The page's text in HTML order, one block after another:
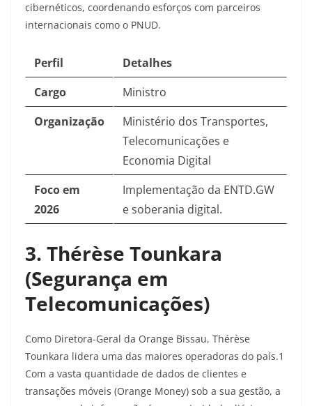
cibernéticos, coordenando esforços com parceiros
internacionais como o PNUD.
Perfil
Detalhes
Cargo
Ministro
Organização
Ministério dos Transportes,
Telecomunicações e
Economia Digital
Foco em
2026
Implementação da ENTD.GW
e soberania digital.
3. Thérèse Tounkara
(Segurança em
Telecomunicações)
Como Diretora-Geral da Orange Bissau, Thérèse
Tounkara lidera uma das maiores operadoras do país.1
Com a vasta quantidade de dados de clientes e
transações móveis (Orange Money) sob a sua gestão, a